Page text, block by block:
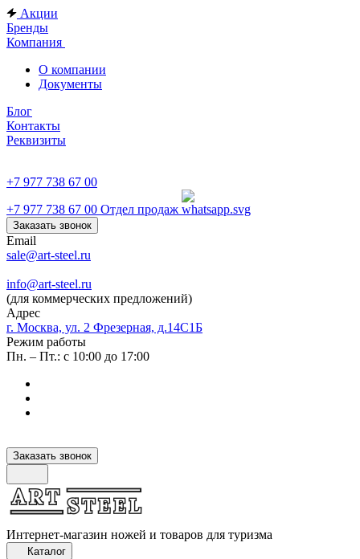
Акции
Бренды
Компания
О компании
Документы
Блог
Контакты
Реквизиты
+7 977 738 67 00
+7 977 738 67 00 Отдел продаж
Заказать звонок
Email
sale@art-steel.ru
info@art-steel.ru
(для коммерческих предложений)
Адрес
г. Москва, ул. 2 Фрезерная, д.14С1Б
Режим работы
Пн. – Пт.: с 10:00 до 17:00
Заказать звонок
Интернет-магазин ножей и товаров для туризма
Каталог